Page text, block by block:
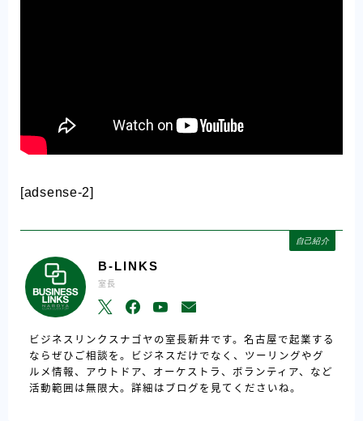
[adsense-2]
自己紹介
B-LINKS
室長
ビジネスリンクスナゴヤの室長新井です。名古屋で起業する
ならぜひご相談を。ビジネスだけでなく、ツーリングやグ
ルメ情報、アウトドア、オーケストラ、ボランティア、など
活動範囲は無限大。詳細はブログを見てくださいね。